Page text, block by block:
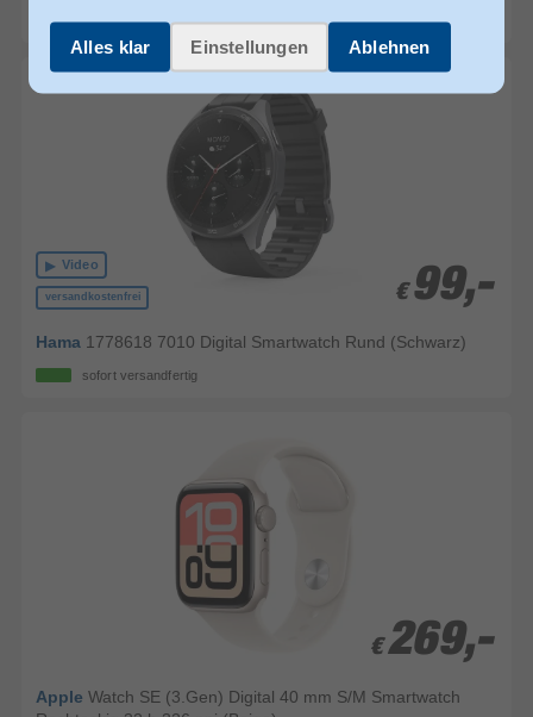
sofort versandfertig
versandkostenfrei
Video
€ 99,-
€ 99,-
Hama 1778618 7010 Digital Smartwatch Rund (Schwarz)
sofort versandfertig
€ 269,-
€ 269,-
Apple Watch SE (3.Gen) Digital 40 mm S/M Smartwatch
Alles klar Einstellungen Ablehnen